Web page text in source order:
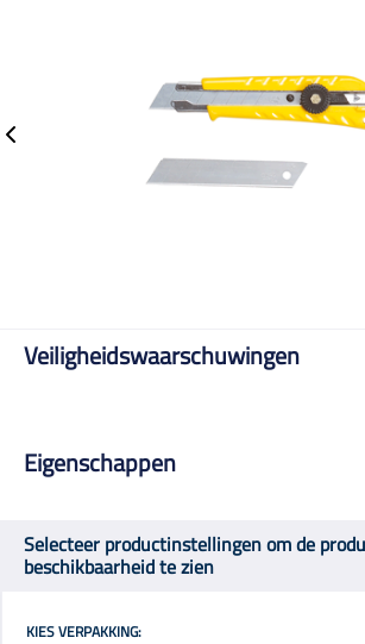
Veiligheidswaarschuwingen
Eigenschappen
Selecteer productinstellingen om de
beschikbaarheid te zien
KIES VERPAKKING: